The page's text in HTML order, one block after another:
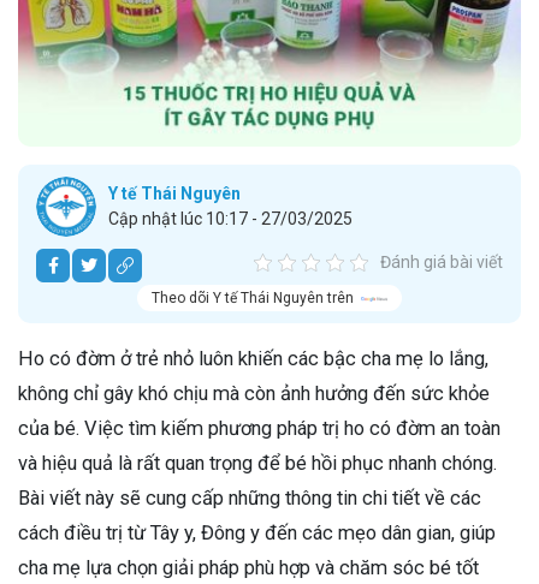
Y tế Thái Nguyên
Cập nhật lúc 10:17 - 27/03/2025
Đánh giá bài viết
Theo dõi Y tế Thái Nguyên trên
Ho có đờm ở trẻ nhỏ luôn khiến các bậc cha mẹ lo lắng,
không chỉ gây khó chịu mà còn ảnh hưởng đến sức khỏe
của bé. Việc tìm kiếm phương pháp trị ho có đờm an toàn
và hiệu quả là rất quan trọng để bé hồi phục nhanh chóng.
Bài viết này sẽ cung cấp những thông tin chi tiết về các
cách điều trị từ Tây y, Đông y đến các mẹo dân gian, giúp
cha mẹ lựa chọn giải pháp phù hợp và chăm sóc bé tốt